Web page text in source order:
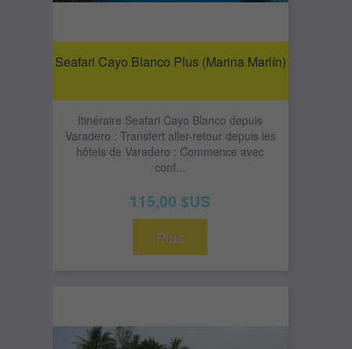
Seafari Cayo Blanco Plus (Marina Marlín)
Itinéraire Seafari Cayo Blanco depuis
Varadero : Transfert aller-retour depuis les
hôtels de Varadero : Commence avec
conf...
115,00 $US
Plus